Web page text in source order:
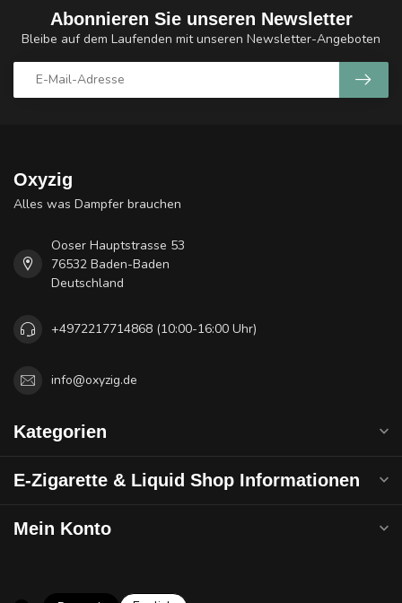
Abonnieren Sie unseren Newsletter
Bleibe auf dem Laufenden mit unseren Newsletter-Angeboten
Oxyzig
Alles was Dampfer brauchen
Ooser Hauptstrasse 53
76532 Baden-Baden
Deutschland
+4972217714868 (10:00-16:00 Uhr)
info@oxyzig.de
Kategorien
E-Zigarette & Liquid Shop Informationen
Mein Konto